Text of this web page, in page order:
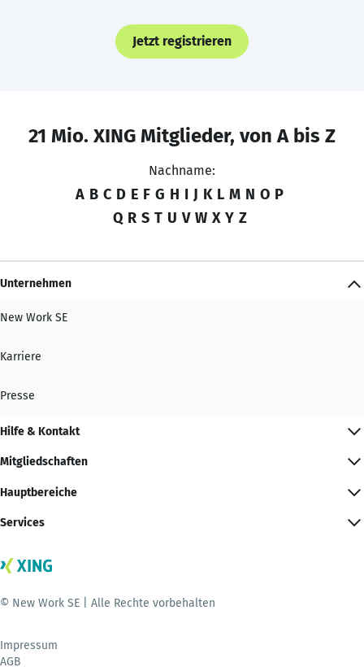
Jetzt registrieren
21 Mio. XING Mitglieder, von A bis Z
Nachname:
A B C D E F G H I J K L M N O P
Q R S T U V W X Y Z
Unternehmen
New Work SE
Karriere
Presse
Hilfe & Kontakt
Mitgliedschaften
Hauptbereiche
Services
© New Work SE | Alle Rechte vorbehalten
Impressum
AGB